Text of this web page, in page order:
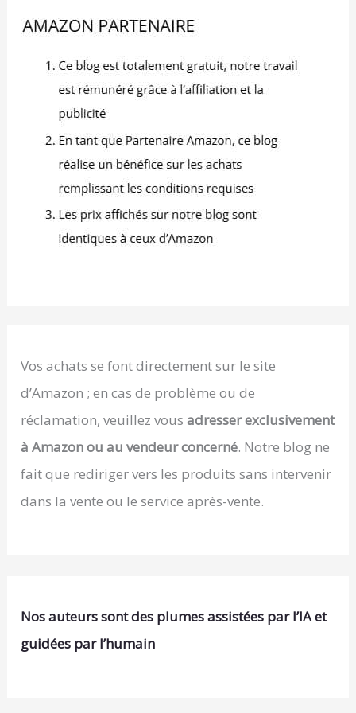
sans être gêné par une barre d'appui. Dépliez
simplement les poignées pour fixer votre appareil
contrôlez le tapis de course grâce aux boutons
intégrés. 【Gain de place et montage facile】
Vous n'avez pas envie de passer des heures à
monter un tapis de course ? Celui-ci est un tapis
Déballez-le, installez-le et commencez à marcher.
Facile à déplacer grâce à ses roulettes de
transport. Se glisse sous n'importe quel canapé
ou derrière une porte, pour un salon toujours
de peu de temps et d'espace, mais qui souhaitent
tout de même faire de l'exercice. 【Assistance
rapide et service fiable】 Notre tapis marche est
Vos achats se font directement sur le site
d’Amazon ; en cas de problème ou de
réclamation, veuillez vousadresser exclusivement
à Amazon ou au vendeur concerné. Notre blog ne
fait que rediriger vers les produits sans intervenir
dans la vente ou le service après-vente.
Nos auteurs sont des plumes assistées par l’IA et
guidées par l’humain